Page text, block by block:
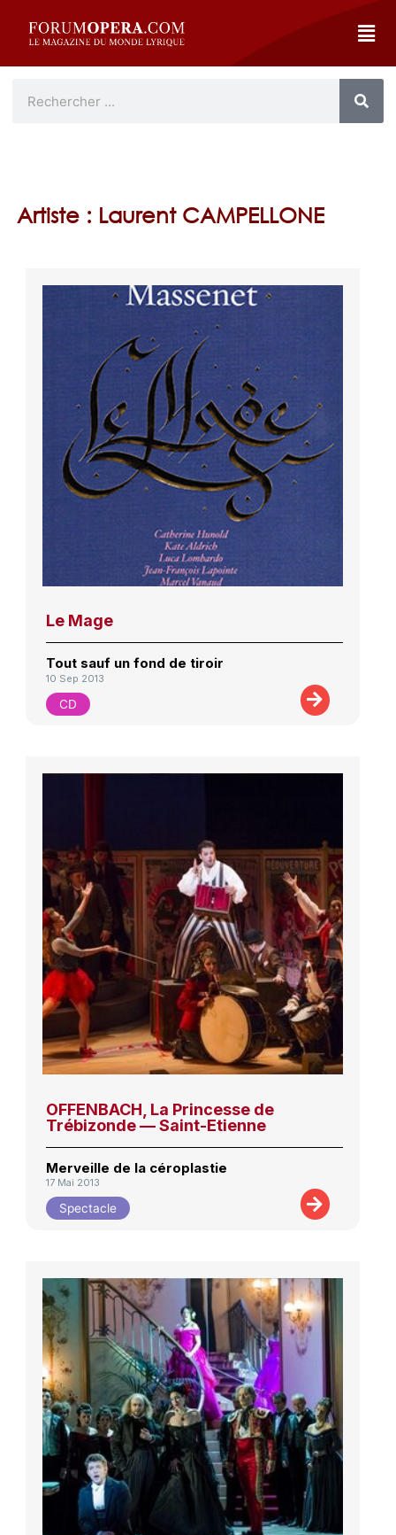
Artiste : Laurent CAMPELLONE
Le Mage
Tout sauf un fond de tiroir
10 Sep 2013
CD
OFFENBACH, La Princesse de
Trébizonde — Saint-Etienne
Merveille de la céroplastie
17 Mai 2013
Spectacle